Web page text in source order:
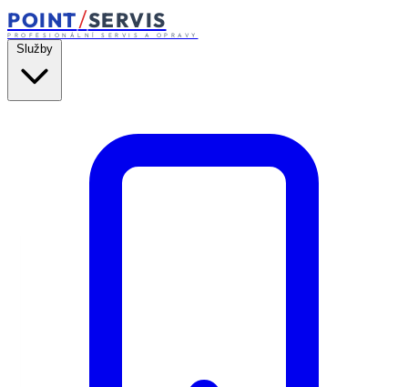
POINT/SERVIS
PROFESIONÁLNÍ SERVIS A OPRAVY
Služby